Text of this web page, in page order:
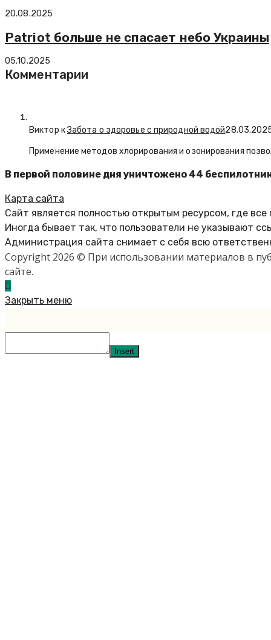
20.08.2025
Patriot больше не спасает небо Украины
05.10.2025
Комментарии
Виктор кЗабота о здоровье с природной водой
Применение методов хлорирования и озонирования
В первой половине дня уничтожено 44
Карта сайта
Сайт является полностью открытым ресурсом, где
Иногда бывает так, что пользователи не указывают
Администрация сайта снимает с себя всю
Copyright 2026 © При использовании материалов в
сайте.
Закрыть меню
Insert